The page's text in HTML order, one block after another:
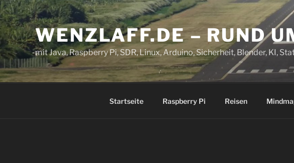
Zum
Inhalt
springen WENZLAFF.DE – RUND
mit Java, Raspberry Pi, SDR, Linux, Arduino, Sicherheit, Blender, KI,
Startseite Raspberry Pi Reisen